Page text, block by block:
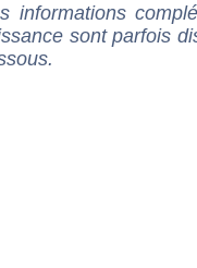
informations
sont parfois